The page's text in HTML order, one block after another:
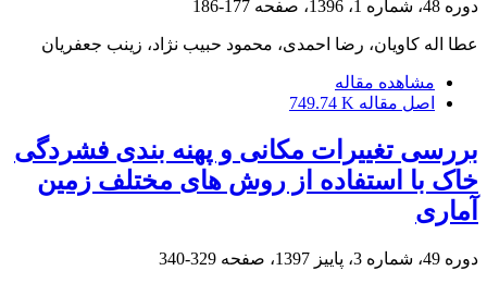
دوره 48، شماره 1، 1396، صفحه 177-186
عطا اله کاویان، رضا احمدی، محمود حبیب نژاد، زینب جعفریان
مشاهده مقاله
اصل مقاله 749.74 K
بررسی تغییرات مکانی و پهنه بندی فشردگی
خاک با استفاده از روش های مختلف زمین
آماری
دوره 49، شماره 3، پاییز 1397، صفحه 329-340